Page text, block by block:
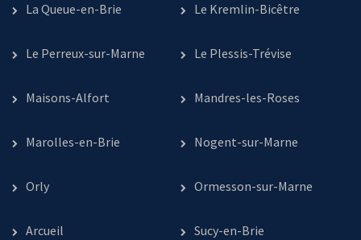
La Queue-en-Brie Le Kremlin-Bicêtre
Le Perreux-sur-Marne Le Plessis-Trévise
Maisons-Alfort Mandres-les-Roses
Marolles-en-Brie Nogent-sur-Marne
Orly Ormesson-sur-Marne
Arcueil Sucy-en-Brie